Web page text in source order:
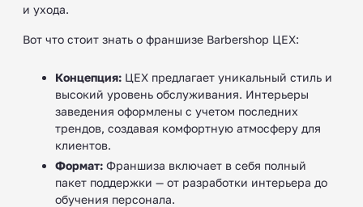
и ухода.
Вот что стоит знать о франшизе Barbershop ЦЕХ:
Концепция: ЦЕХ предлагает уникальный стиль и
высокий уровень обслуживания. Интерьеры
заведения оформлены с учетом последних
трендов, создавая комфортную атмосферу для
клиентов.
Формат: Франшиза включает в себя полный
пакет поддержки — от разработки интерьера до
обучения персонала.